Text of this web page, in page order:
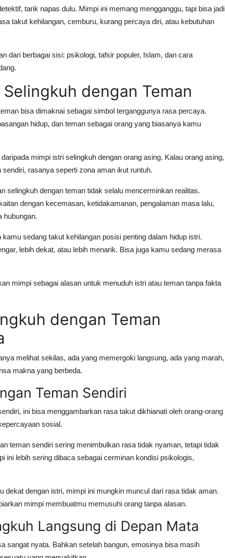
tarik napas dulu. Mimpi ini memang mengganggu, tapi bisa jadi
takut kehilangan, cemburu, kurang percaya diri, atau kebutuhan
dari berbagai sisi: psikologi, tafsir populer, Islam, dan cara
dengan Teman
bisa dimaknai sebagai simbol terganggunya rasa percaya.
hidup, dan teman sebagai orang yang biasanya kamu
mimpi istri selingkuh dengan orang asing. Kalau orang asing,
rasanya seperti zona aman ikut runtuh.
selingkuh dengan teman tidak selalu mencerminkan realitas.
dengan kecemasan, ketidakamanan, pengalaman masa lalu,
hubungan.
sedang takut kehilangan posisi penting dalam hidup istri.
lebih dekat, atau lebih menarik. Bisa juga kamu sedang merasa
mimpi sebagai alasan untuk menuduh istri atau teman tanpa fakta
dengan Teman
melihat sekilas, ada yang memergoki langsung, ada yang marah,
makna yang berbeda.
Teman Sendiri
ini bisa menggambarkan rasa takut dikhianati oleh orang-orang
sosial.
teman sendiri sering menimbulkan rasa tidak nyaman, tetapi tidak
ini lebih sering dibaca sebagai cerminan kondisi psikologis,
dekat dengan istri, mimpi ini mungkin muncul dari rasa tidak aman.
mimpi membuatmu memusuhi orang tanpa alasan.
Langsung di Depan Mata
sangat nyata. Bahkan setelah bangun, emosinya bisa masih